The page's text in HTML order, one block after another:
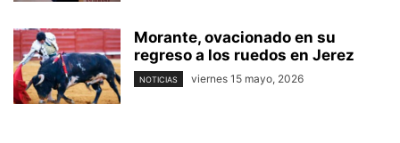
Morante, ovacionado en su
regreso a los ruedos en Jerez
NOTICIAS viernes 15 mayo, 2026